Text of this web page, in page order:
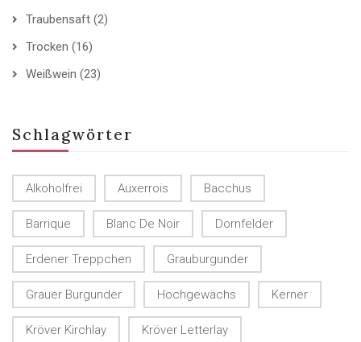
Traubensaft (2)
Trocken (16)
Weißwein (23)
Schlagwörter
Alkoholfrei Auxerrois Bacchus
Barrique Blanc De Noir Dornfelder
Erdener Treppchen Grauburgunder
Grauer Burgunder Hochgewächs Kerner
Kröver Kirchlay Kröver Letterlay